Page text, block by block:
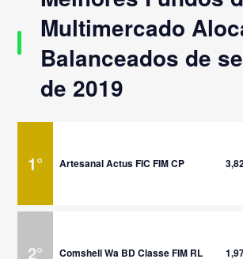
Multimercado
Balanceados de
de 2019
1° Artesanal Actus FIC FIM CP
2° Comshell Wa BD Classe FIM RL